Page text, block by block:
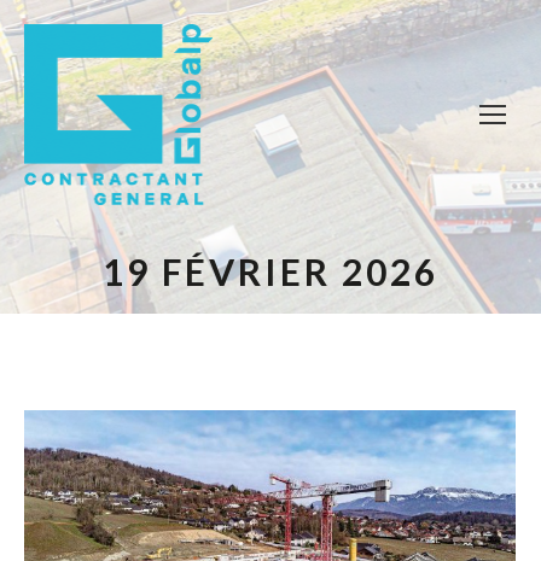
19 FÉVRIER 2026
Vous êtes ici :